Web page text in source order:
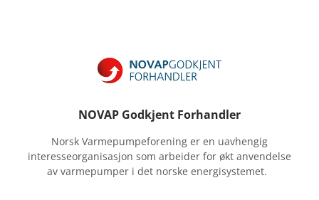
NOVAP Godkjent Forhandler
Norsk Varmepumpeforening er en uavhengig
interesseorganisasjon som arbeider for økt anvendelse
av varmepumper i det norske energisystemet.